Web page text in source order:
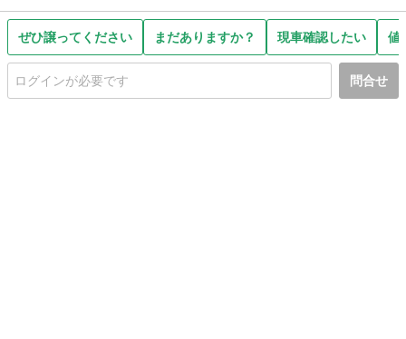
ぜひ譲ってください まだありますか？ 現車確認したい 値
問合せ